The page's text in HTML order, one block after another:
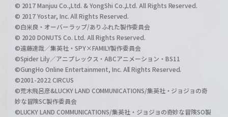
© 2017 Manjuu Co.,Ltd. & YongShi Co.,Ltd. All Rights Reserved.
© 2017 Yostar, Inc. All Rights Reserved.
©白米良・オーバーラップ/ありふれた製作委員会
© 2020 DONUTS Co. Ltd. All Rights Reserved.
©遠藤達哉／集英社・SPY×FAMILY製作委員会
©Spider Lily／アニプレックス・ABCアニメーション・BS11
©GungHo Online Entertainment, Inc. All Rights Reserved.
©2001-2022 CIRCUS
©荒木飛呂彦&LUCKY LAND COMMUNICATIONS/集英社・ジョジョの奇
妙な冒険SC製作委員会
©LUCKY LAND COMMUNICATIONS/集英社・ジョジョの奇妙な冒険SO製